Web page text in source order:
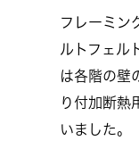
フレーミン
ルトフェル
は各階の壁
り付加断熱
いました。